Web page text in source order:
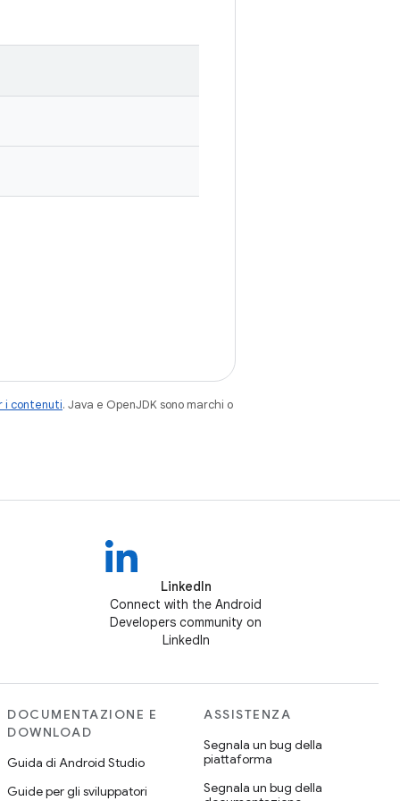
i contenuti. Java e OpenJDK sono marchi o
LinkedIn
Connect with the Android
Developers community on
LinkedIn
DOCUMENTAZIONE E
DOWNLOAD
Guida di Android Studio
Guide per gli sviluppatori
ASSISTENZA
Segnala un bug della
piattaforma
Segnala un bug della